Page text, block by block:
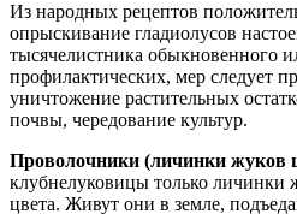
Из народных рецептов
опрыскивание гладиолусов
тысячелистника обыкновенного
профилактических, мер следует
уничтожение растительных
почвы, чередование культур.
Проволочники (личинки жуков
клубнелуковицы только личинки
цвета. Живут они в земле,